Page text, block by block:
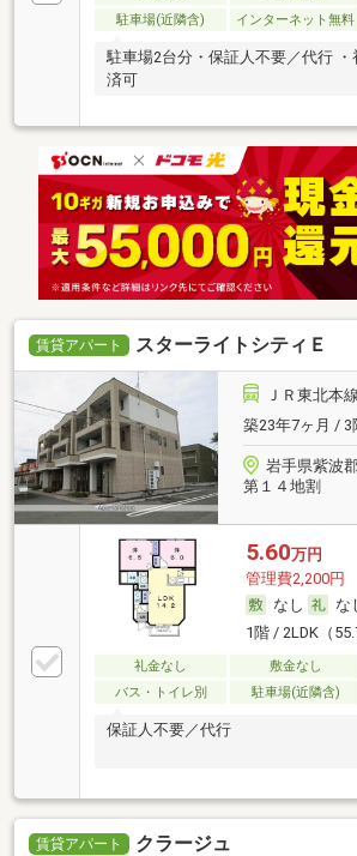
駐車場(近隣含)
インターネット無料
駐車場2台分・保証人不要／代行
済可
賃貸アパート スターライトシティＥ
ＪＲ東北本
築23年7ヶ月 / 3
岩手県紫波
第１４地割
5.60万円
管理費2,200円
なし
な
1階 / 2LDK（
礼金なし 敷金なし
バス・トイレ別
駐車場(近隣含)
保証人不要／代行
賃貸アパート クラージュ